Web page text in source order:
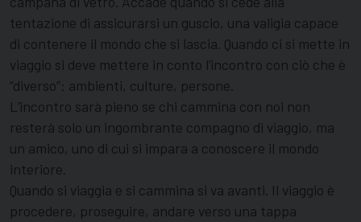
tentazione di assicurarsi un guscio, una valigia capace
di contenere il mondo che si lascia. Quando ci si mette in
viaggio si deve mettere in conto l’incontro con ciò che è
“diverso”: ambienti, culture, persone.
L’incontro sarà pieno se chi cammina con noi non
resterà solo un ingombrante compagno di viaggio, ma
un amico, uno di cui si impara a conoscere il mondo
interiore.
Quando si viaggia e si cammina si va avanti. Il viaggio è
procedere, proseguire, andare verso una tappa